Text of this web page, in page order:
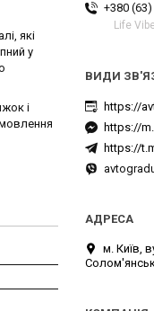
які
у
і
+380
Life
https://
https://
https://
м. Київ,